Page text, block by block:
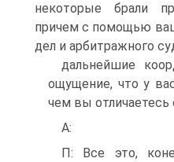
некоторые брали
причем с помощью
дел и арбитражного
дальнейшие
ощущение, что у
чем вы отличаетесь
А:
П: Все это,